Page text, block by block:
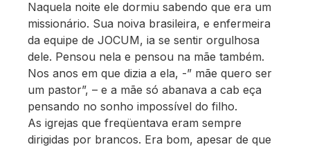
Naquela noite ele dormiu sabendo que era um
missionário. Sua noiva brasileira, e enfermeira
da equipe de JOCUM, ia se sentir orgulhosa
dele. Pensou nela e pensou na mãe também.
Nos anos em que dizia a ela, -” mãe quero ser
um pastor”, – e a mãe só abanava a cab eça
pensando no sonho impossível do filho.
As igrejas que freqüentava eram sempre
dirigidas por brancos. Era bom, apesar de que